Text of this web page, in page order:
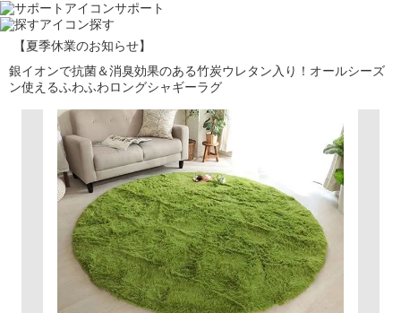
サポート
探す
【夏季休業のお知らせ】
銀イオンで抗菌＆消臭効果のある竹炭ウレタン入り！オールシーズ
ン使えるふわふわロングシャギーラグ